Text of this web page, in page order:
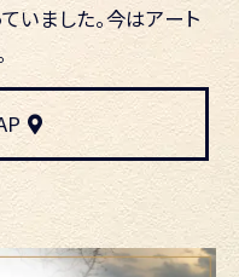
いました。今はアート